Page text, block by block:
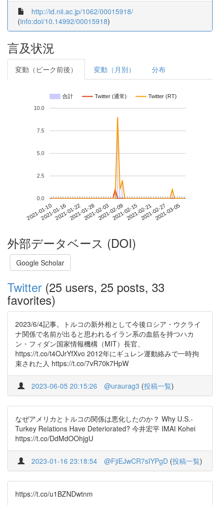
http://id.nii.ac.jp/1062/00015918/
(info:doi/10.14992/00015918)
言及状況
変動（ピーク前後） 変動（月別） 分布
合計 Twitter (通常) Twitter (RT)
2021-01-102021-01-162021-01-222021-01-282021-02-032021-02-092021-02-152021-02-212021-02-272021-03-05
0.0
2.5
5.0
7.5
10.0
外部データベース (DOI)
Google Scholar
Twitter (25 users, 25 posts, 33
favorites)
2023/6/4記事。トルコの新外相として今後ロシア・ウクライ
ナ関係で名前が出ると思われるイラン系の血筋を持つハカ
ン・フィダン国家情報機構（MIT）長官、
https://t.co/t4OJrYfXvo 2012年にギュレン運動絡みで一時拘
束された人 https://t.co/7vR70k7HpW
2023-06-05 20:15:26 @uraurag3 (投稿一覧)
なぜアメリカとトルコの関係は悪化したのか？ Why U.S.-
Turkey Relations Have Deteriorated? 今井宏平 IMAI Kohei
https://t.co/DdMdOOhjgU
2023-01-16 23:18:54 @FjiEJwCR7sIYPgD (投稿一覧)
https://t.co/u1BZNDwtnm